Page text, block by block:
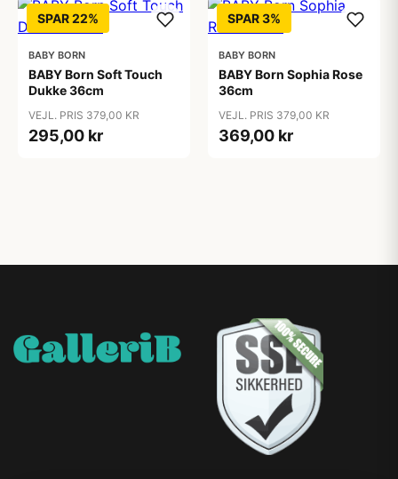
SPAR 22%
BABY BORN
BABY Born Soft Touch
Dukke 36cm
VEJL. PRIS 379,00 KR
295,00 kr
SPAR 3%
BABY BORN
BABY Born Sophia Rose
36cm
VEJL. PRIS 379,00 KR
369,00 kr